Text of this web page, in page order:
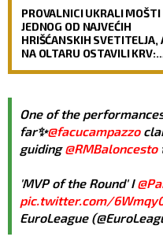
PROVALNICI UKRALI MOŠTI
JEDNOG OD NAJVEĆIH
HRIŠĆANSKIH SVETITELJA,
NA OLTARU OSTAVILI KRV:
One of the
far✨@facucampazzo
guiding@RMBaloncesto
'MVP of the Round' I
pic.twitter.com/
EuroLeague